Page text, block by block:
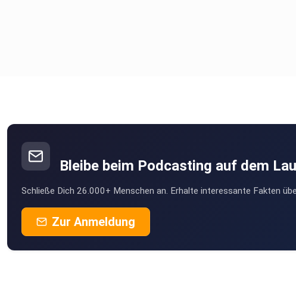
Bleibe beim Podcasting auf dem
Schließe Dich 26.000+ Menschen an. Erhalte interessante Fakten
Zur Anmeldung